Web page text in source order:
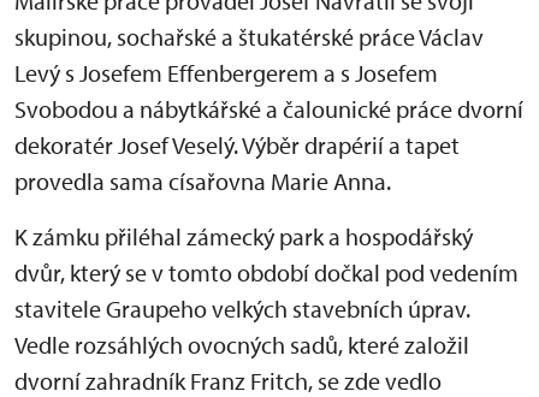
skupinou, sochařské a štukatérské práce Václav
Levý s Josefem Effenbergerem a s Josefem
Svobodou a nábytkářské a čalounické práce dvorní
dekoratér Josef Veselý. Výběr drapérií a tapet
provedla sama císařovna Marie Anna.
K zámku přiléhal zámecký park a hospodářský
dvůr, který se v tomto období dočkal pod vedením
stavitele Graupeho velkých stavebních úprav.
Vedle rozsáhlých ovocných sadů, které založil
dvorní zahradník Franz Fritch, se zde vedlo